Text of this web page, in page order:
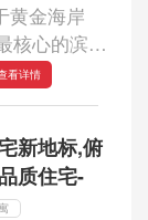
黄金海岸
核心的滨海
建筑设计、
海岸全新的
目位于...
看详情
新地标,俯
质住宅-